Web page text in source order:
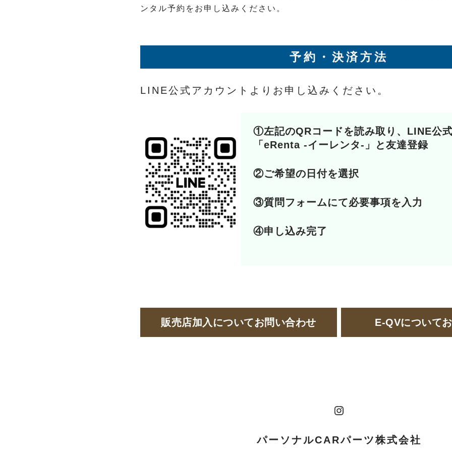
ンタル予約をお申し込みください。
予約・決済方法
LINE公式アカウントよりお申し込みください。
①左記のQRコードを読み取り、LINE公
「eRenta -イーレンタ-」と友達登録
②ご希望の日付を選択
③質問フォームにて必要事項を入力
④申し込み完了
販売店加入についてお問い合わせ E-QVについて
パーソナルCARパーツ株式会社